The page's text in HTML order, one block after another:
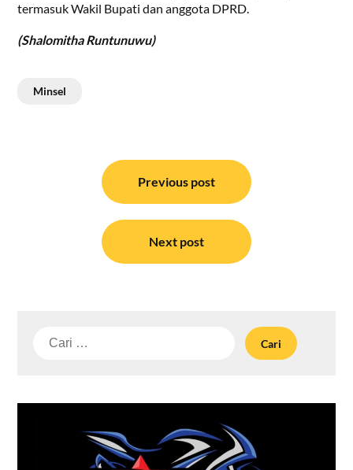
termasuk Wakil Bupati dan anggota DPRD.
(Shalomitha Runtunuwu)
Minsel
Previous post
Next post
Cari